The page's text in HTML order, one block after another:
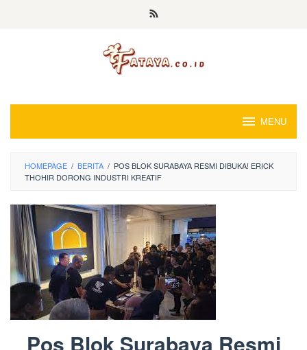
MENU
HOMEPAGE / BERITA / POS BLOK SURABAYA RESMI DIBUKA! ERICK
THOHIR DORONG INDUSTRI KREATIF
Pos Blok Surabaya Resmi